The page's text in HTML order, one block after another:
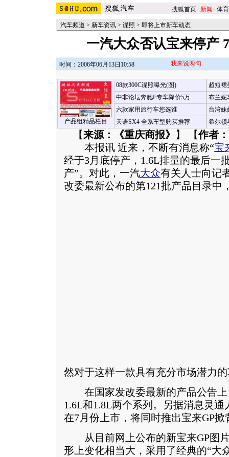
搜狐首页-新闻 -体育
汽车频道 > 新车资讯 > 谍照 > 即将上市新车动态
一汽大众否认宝来停产
时间：2006年06月13日10:58 我来说两句
产品组精品栏目
08款300C谍照曝光(图)
中非论坛奔驰E专车降价5万
六款家用旅行车您选谁
天语SX4 全系车型购买推荐
超短裙
布兰妮
台湾妹
希尔顿
【来源：《重庆商报》 】 【作者
本报讯 近来，不断有消息称“宝
经于3月底停产，1.6L排量的最后一
产”。对此，一汽大众有关人士向记
改委最新公布的第121批产品目录中
然对于这样一款具有充分市场潜力
在国家发改委最新的产品公告上
1.6L和1.8L两个系列。另据消息灵
在7月份上市，将同时推出宝来GP
从目前网上公布的新宝来GP图片
形上变化相当大，采用了经典的“大